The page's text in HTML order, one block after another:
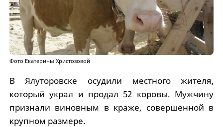
Фото Екатерины Христозовой
В Ялуторовске осудили местного жителя,
который украл и продал 52 коровы. Мужчину
признали виновным в краже, совершенной в
крупном размере.